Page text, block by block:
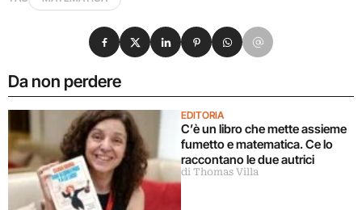
Da non perdere
EDITORIA
C’è un libro che mette assieme
fumetto e matematica. Ce lo
raccontano le due autrici
di Thomas Villa
Condividi su Facebook
Condividi su X
Condividi su LinkedIn
Condividi su Pinterest
Condividi su WhatsApp
Condividi su Email